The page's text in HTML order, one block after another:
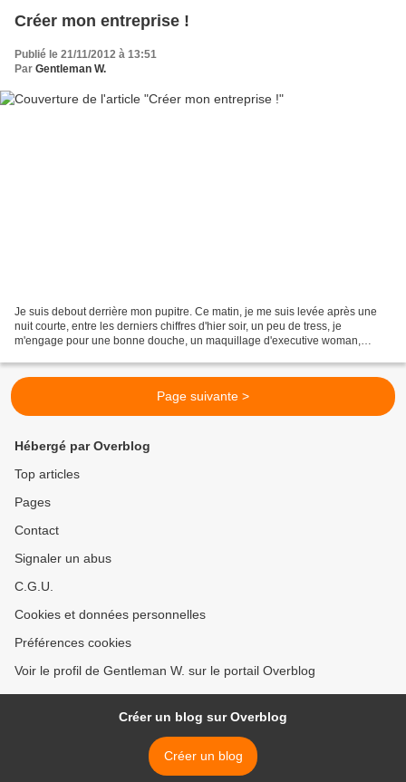
Créer mon entreprise !
Publié le 21/11/2012 à 13:51
Par Gentleman W.
Je suis debout derrière mon pupitre. Ce matin, je me suis levée après une
nuit courte, entre les derniers chiffres d'hier soir, un peu de tress, je
m'engage pour une bonne douche, un maquillage d'executive woman,
Page suivante >
Hébergé par Overblog
Top articles
Pages
Contact
Signaler un abus
C.G.U.
Cookies et données personnelles
Préférences cookies
Voir le profil de Gentleman W. sur le portail Overblog
Créer un blog sur Overblog
Créer un blog